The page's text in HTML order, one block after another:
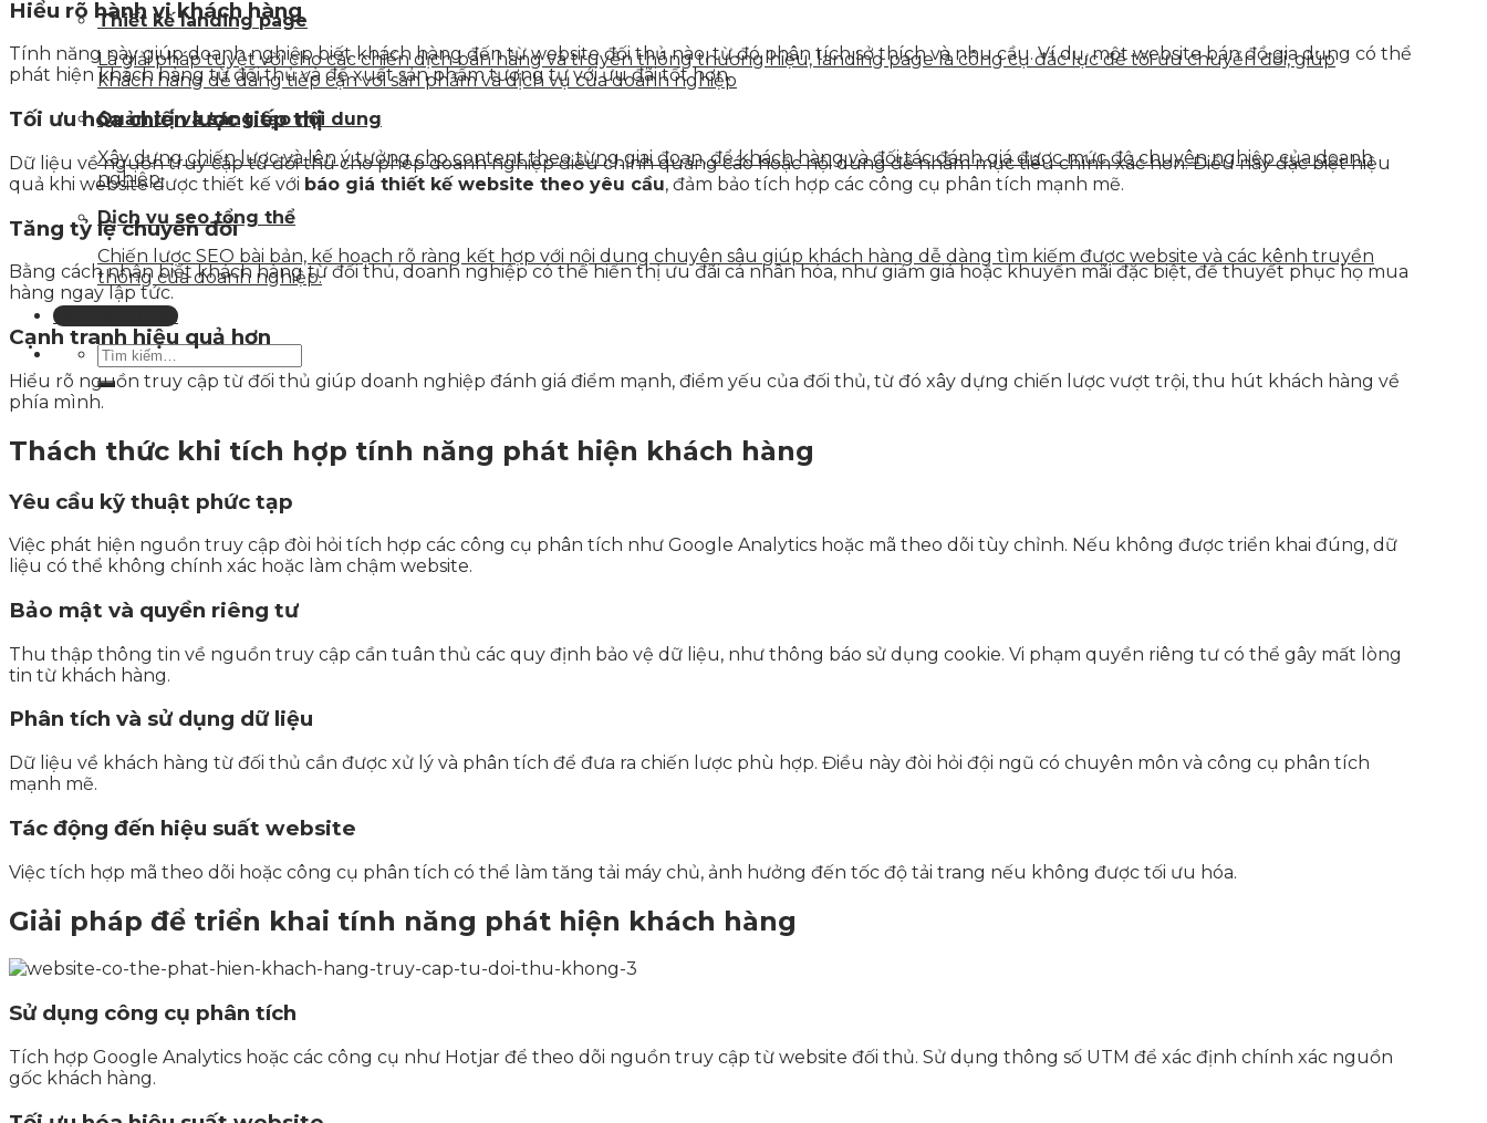
Thiết kế landing page
Là giải pháp tuyệt vời cho các chiến dịch bán hàng và truyền thông thương hiệu, landing page là công cụ đắc lực để tối ưu chuyển đổi, giúp
khách hàng dễ dàng tiếp cận với sản phẩm và dịch vụ của doanh nghiệp
Quản trị và sáng tạo nội dung
Xây dựng chiến lược và lên ý tưởng cho content theo từng giai đoạn, để khách hàng và đối tác đánh giá được mức độ chuyên nghiệp của doanh
nghiệp.
Dịch vụ seo tổng thể
Chiến lược SEO bài bản, kế hoạch rõ ràng kết hợp với nội dung chuyên sâu giúp khách hàng dễ dàng tìm kiếm được website và các kênh truyền
thông của doanh nghiệp.
Liên hệ tư vấn
Hiểu rõ hành vi khách hàng
Tính năng này giúp doanh nghiệp biết khách hàng đến từ website đối thủ nào, từ đó phân tích sở thích và nhu cầu. Ví dụ, một website bán đồ gia dụng có thể
phát hiện khách hàng từ đối thủ và đề xuất sản phẩm tương tự với ưu đãi tốt hơn.
Tối ưu hóa chiến lược tiếp thị
Dữ liệu về nguồn truy cập từ đối thủ cho phép doanh nghiệp điều chỉnh quảng cáo hoặc nội dung để nhắm mục tiêu chính xác hơn. Điều này đặc biệt hiệu
quả khi website được thiết kế với báo giá thiết kế website theo yêu cầu, đảm bảo tích hợp các công cụ phân tích mạnh mẽ.
Tăng tỷ lệ chuyển đổi
Bằng cách nhận biết khách hàng từ đối thủ, doanh nghiệp có thể hiển thị ưu đãi cá nhân hóa, như giảm giá hoặc khuyến mãi đặc biệt, để thuyết phục họ mua
hàng ngay lập tức.
Cạnh tranh hiệu quả hơn
Hiểu rõ nguồn truy cập từ đối thủ giúp doanh nghiệp đánh giá điểm mạnh, điểm yếu của đối thủ, từ đó xây dựng chiến lược vượt trội, thu hút khách hàng về
phía mình.
Thách thức khi tích hợp tính năng phát hiện khách hàng
Yêu cầu kỹ thuật phức tạp
Việc phát hiện nguồn truy cập đòi hỏi tích hợp các công cụ phân tích như Google Analytics hoặc mã theo dõi tùy chỉnh. Nếu không được triển khai đúng, dữ
liệu có thể không chính xác hoặc làm chậm website.
Bảo mật và quyền riêng tư
Thu thập thông tin về nguồn truy cập cần tuân thủ các quy định bảo vệ dữ liệu, như thông báo sử dụng cookie. Vi phạm quyền riêng tư có thể gây mất lòng
tin từ khách hàng.
Phân tích và sử dụng dữ liệu
Dữ liệu về khách hàng từ đối thủ cần được xử lý và phân tích để đưa ra chiến lược phù hợp. Điều này đòi hỏi đội ngũ có chuyên môn và công cụ phân tích
mạnh mẽ.
Tác động đến hiệu suất website
Việc tích hợp mã theo dõi hoặc công cụ phân tích có thể làm tăng tải máy chủ, ảnh hưởng đến tốc độ tải trang nếu không được tối ưu hóa.
Giải pháp để triển khai tính năng phát hiện khách hàng
Sử dụng công cụ phân tích
Tích hợp Google Analytics hoặc các công cụ như Hotjar để theo dõi nguồn truy cập từ website đối thủ. Sử dụng thông số UTM để xác định chính xác nguồn
gốc khách hàng.